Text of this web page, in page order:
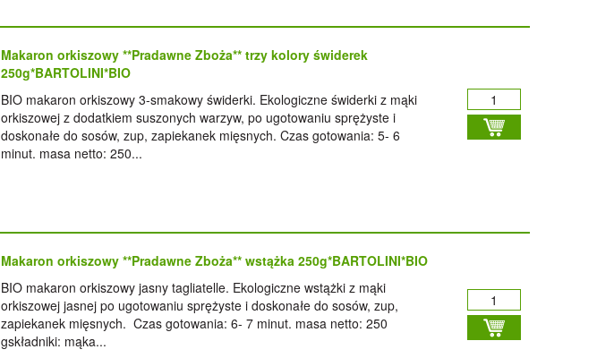
Makaron orkiszowy **Pradawne Zboża** trzy kolory świderek
250g*BARTOLINI*BIO
BIO makaron orkiszowy 3-smakowy świderki. Ekologiczne świderki z mąki
orkiszowej z dodatkiem suszonych warzyw, po ugotowaniu sprężyste i
doskonałe do sosów, zup, zapiekanek mięsnych. Czas gotowania: 5- 6
minut. masa netto: 250...
Makaron orkiszowy **Pradawne Zboża** wstążka 250g*BARTOLINI*BIO
BIO makaron orkiszowy jasny tagliatelle. Ekologiczne wstążki z mąki
orkiszowej jasnej po ugotowaniu sprężyste i doskonałe do sosów, zup,
zapiekanek mięsnych. Czas gotowania: 6- 7 minut. masa netto: 250
gskładniki: mąka...